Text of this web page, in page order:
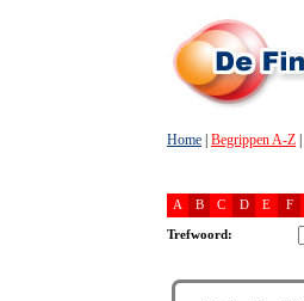
Home Begrippen A-Z
A B C D E F
Trefwoord: